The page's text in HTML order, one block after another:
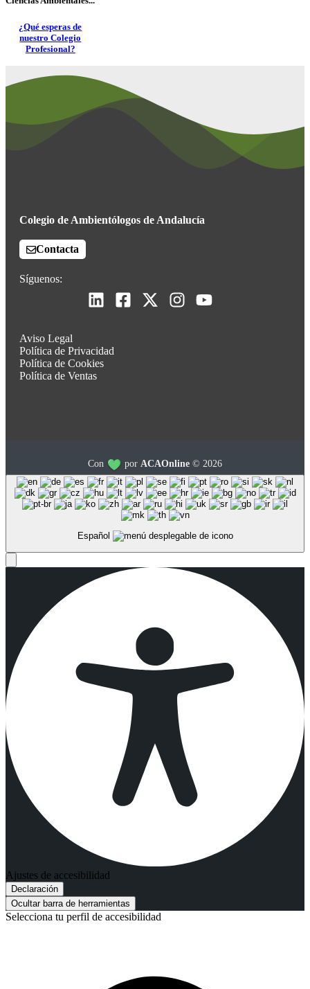
¿Qué esperas de
nuestro Colegio
Profesional?
Colegio de Ambientólogos de Andalucía
Contacta
Síguenos:
Aviso Legal
Política de Privacidad
Política de Cookies
Política de Ventas
Con por ACAOnline © 2026
Español
Ajustes de accesibilidad
Declaración
Ocultar barra de herramientas
Selecciona tu perfil de accesibilidad